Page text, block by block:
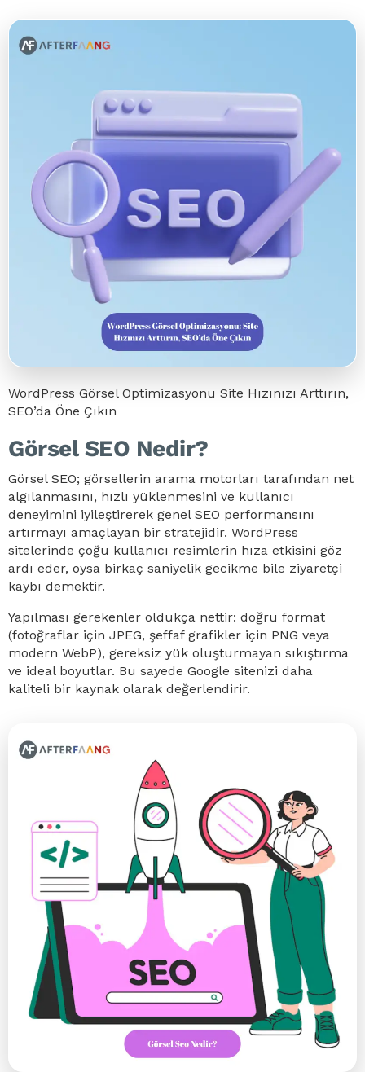
WordPress Görsel Optimizasyonu Site Hızınızı Arttırın,
SEO’da Öne Çıkın
Görsel SEO Nedir?
Görsel SEO; görsellerin arama motorları tarafından net
algılanmasını, hızlı yüklenmesini ve kullanıcı
deneyimini iyileştirerek genel SEO performansını
artırmayı amaçlayan bir stratejidir. WordPress
sitelerinde çoğu kullanıcı resimlerin hıza etkisini göz
ardı eder, oysa birkaç saniyelik gecikme bile ziyaretçi
kaybı demektir.
Yapılması gerekenler oldukça nettir: doğru format
(fotoğraflar için JPEG, şeffaf grafikler için PNG veya
modern WebP), gereksiz yük oluşturmayan sıkıştırma
ve ideal boyutlar. Bu sayede Google sitenizi daha
kaliteli bir kaynak olarak değerlendirir.